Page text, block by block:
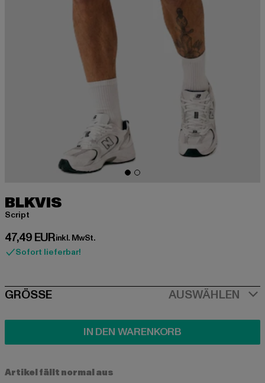
BLKVIS
Script
47,49 EUR
Derzeitiger Preis: 47,49 EUR
inkl. MwSt.
Sofort lieferbar!
SIZE
GRÖSSE AUSWÄHLEN
IN DEN WARENKORB
Artikel fällt normal aus